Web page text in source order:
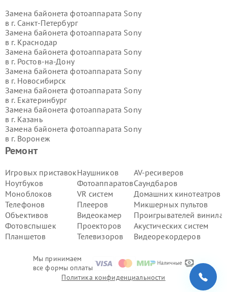
Мы принимаем
все формы оплаты
Ремонт
Игровых приставок
Ноутбуков
Моноблоков
Телефонов
Объективов
Фотовспышек
Планшетов
Наушников
Фотоаппаратов
VR систем
Плееров
Видеокамер
Проекторов
Телевизоров
AV-ресиверов
Саундбаров
Домашних кинотеатров
Микшерных пультов
Проигрывателей винила
Акустических систем
Видеорекордеров
Замена байонета фотоаппарата Sony
в г. Санкт-Петербург
Замена байонета фотоаппарата Sony
в г. Краснодар
Замена байонета фотоаппарата Sony
в г. Ростов-на-Дону
Замена байонета фотоаппарата Sony
в г. Новосибирск
Замена байонета фотоаппарата Sony
в г. Екатеринбург
Замена байонета фотоаппарата Sony
в г. Казань
Замена байонета фотоаппарата Sony
в г. Воронеж
Замена байонета фотоаппарата Sony
в г.Волгоград
в г.Самара
Замена байонета фотоаппарата Sony
в г.Пермь
Замена байонета фотоаппарата Sony
в г.Красноярск
Замена байонета фотоаппарата Sony
в г.Ижевск
Замена байонета фотоаппарата Sony
Челябинск
Замена байонета фотоаппарата Sony
Тюмень
Замена байонета фотоаппарата Sony
Политика конфиденциальности